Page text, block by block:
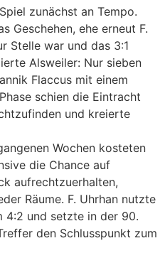
zunächst an Tempo.
Geschehen, ehe erneut F.
Stelle war und das 3:1
Alsweiler: Nur sieben
Flaccus mit einem
schien die Eintracht
und kreierte
Wochen kosteten
die Chance auf
aufrechtzuerhalten,
Räume. F. Uhrhan nutzte
4:2 und setzte in der 90.
den Schlusspunkt zum